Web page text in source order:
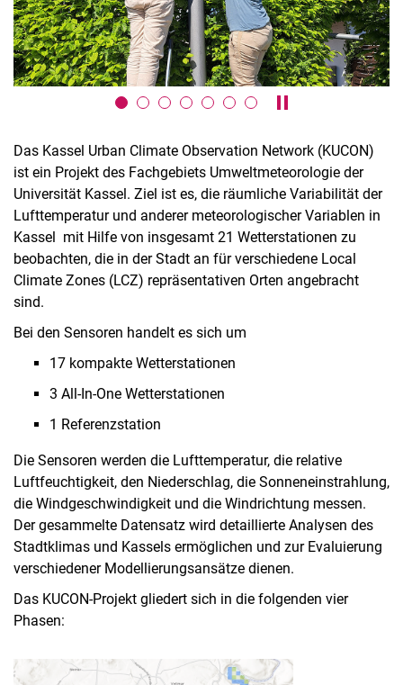
Doktorarbeiten
Publikationen
Karussell
Das Kassel Urban Climate Observation Network (KUCON)
ist ein Projekt des Fachgebiets Umweltmeteorologie der
Universität Kassel. Ziel ist es, die räumliche Variabilität der
Lufttemperatur und anderer meteorologischer Variablen in
Kassel mit Hilfe von insgesamt 21 Wetterstationen zu
beobachten, die in der Stadt an für verschiedene Local
Climate Zones (LCZ) repräsentativen Orten angebracht
sind.
Bei den Sensoren handelt es sich um
17 kompakte Wetterstationen
3 All-In-One Wetterstationen
1 Referenzstation
Die Sensoren werden die Lufttemperatur, die relative
Luftfeuchtigkeit, den Niederschlag, die Sonneneinstrahlung,
die Windgeschwindigkeit und die Windrichtung messen.
Der gesammelte Datensatz wird detaillierte Analysen des
Stadtklimas und Kassels ermöglichen und zur Evaluierung
verschiedener Modellierungsansätze dienen.
Das KUCON-Projekt gliedert sich in die folgenden vier
Phasen: